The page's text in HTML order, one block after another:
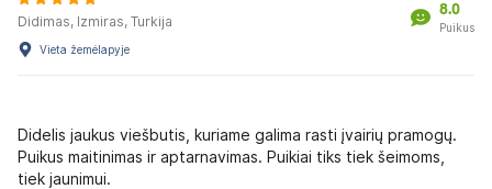
Didimas, Izmiras, Turkija
8.0
Puikus
Vieta žemėlapyje
Didelis jaukus viešbutis, kuriame galima rasti įvairių pramogų.
Puikus maitinimas ir aptarnavimas. Puikiai tiks tiek šeimoms,
tiek jaunimui.